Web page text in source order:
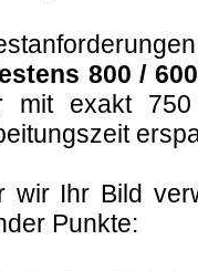
800 /
mit exakt
wir Ihr Bild
Punkte: